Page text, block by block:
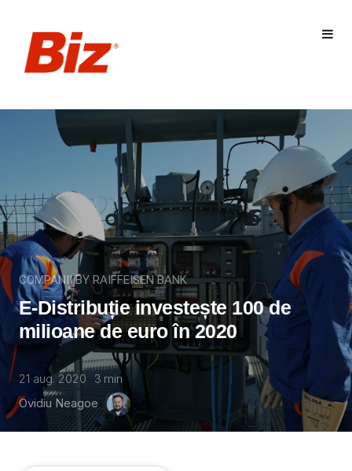
COMPANII BY RAIFFEISEN BANK
E-Distribuție investește 100 de
milioane de euro în 2020
21 aug. 2020 3 min
Ovidiu Neagoe